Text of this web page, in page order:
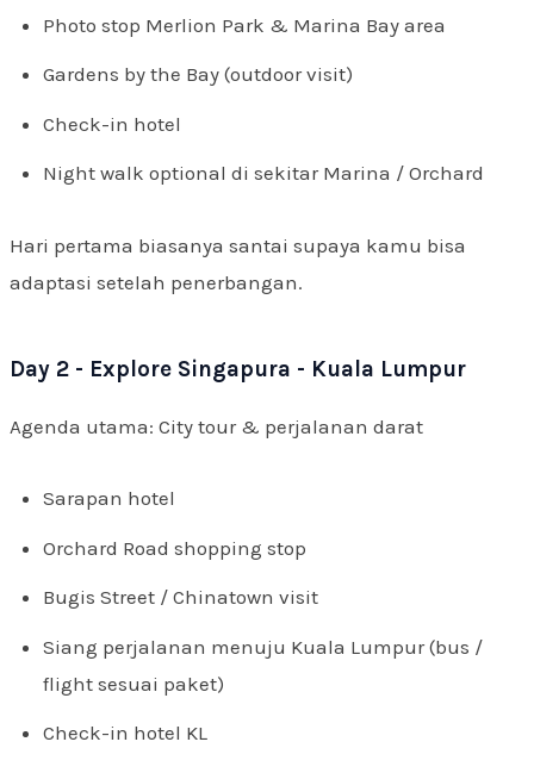
Photo stop Merlion Park & Marina Bay area
Gardens by the Bay (outdoor visit)
Check-in hotel
Night walk optional di sekitar Marina / Orchard
Hari pertama biasanya santai supaya kamu bisa
adaptasi setelah penerbangan.
Day 2 - Explore Singapura - Kuala Lumpur
Agenda utama: City tour & perjalanan darat
Sarapan hotel
Orchard Road shopping stop
Bugis Street / Chinatown visit
Siang perjalanan menuju Kuala Lumpur (bus /
flight sesuai paket)
Check-in hotel KL